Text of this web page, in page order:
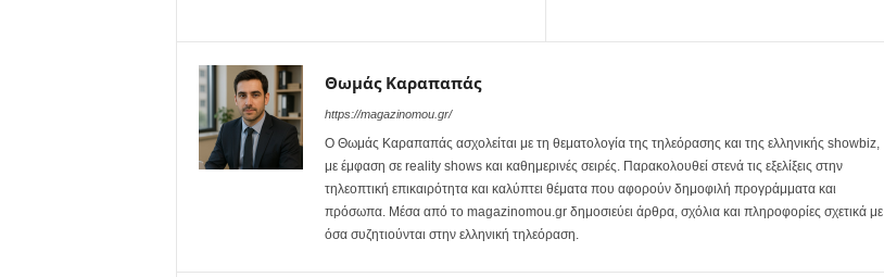
Θωμάς Καραπαπάς
https://magazinomou.gr/
Ο Θωμάς Καραπαπάς ασχολείται με τη θεματολογία της τηλεόρασης και της ελληνικής showbiz,
με έμφαση σε reality shows και καθημερινές σειρές. Παρακολουθεί στενά τις εξελίξεις στην
τηλεοπτική επικαιρότητα και καλύπτει θέματα που αφορούν δημοφιλή προγράμματα και
πρόσωπα. Μέσα από το magazinomou.gr δημοσιεύει άρθρα, σχόλια και πληροφορίες σχετικά με
όσα συζητιούνται στην ελληνική τηλεόραση.